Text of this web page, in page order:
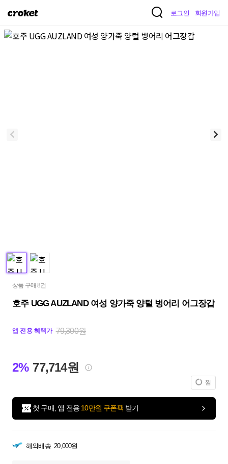
크
켓
로그인 회원가입
상품 구매 8건
호주 UGG AUZLAND 여성 양가죽 양털 벙어리 어그장갑
앱 전용 혜택가 79,300원
2% 77,714원
찜
첫 구매, 앱 전용 10만원 쿠폰팩 받기
해외배송 20,000원